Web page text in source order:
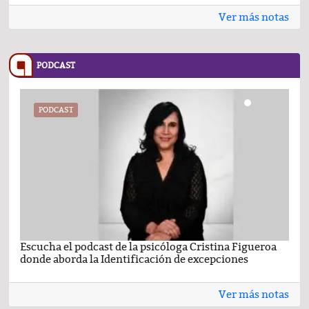
Ver más notas
PODCAST
PODCAST
Escucha el podcast de la psicóloga Cristina Figueroa
donde aborda la Identificación de excepciones
Ver más notas